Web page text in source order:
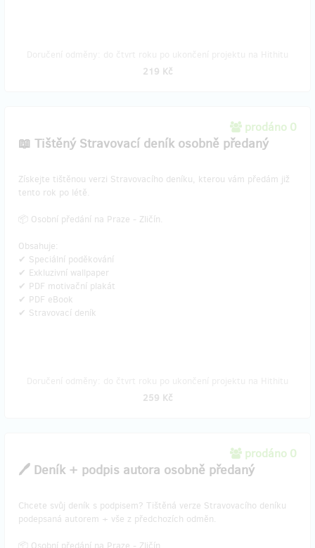
219 Kč
prodáno 0
📖 Tištěný Stravovací deník osobně předaný
​Získejte tištěnou verzi Stravovacího deníku, kterou vám předám již
tento rok po létě.
📦 Osobní předání na Praze - Zličín.
Obsahuje:
✔ Speciální poděkování
✔ Exkluzivní wallpaper
✔ PDF motivační plakát
✔ PDF eBook
✔ Stravovací deník
259 Kč
prodáno 0
🖊️ Deník + podpis autora osobně předaný
Chcete svůj deník s podpisem? Tištěná verze Stravovacího deníku
podepsaná autorem + vše z předchozích odměn.
📦 Osobní předání na Praze - Zličín.